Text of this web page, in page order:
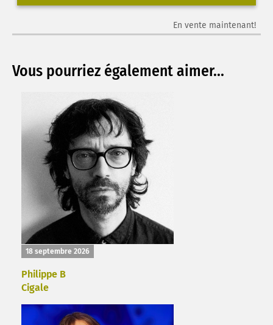
En vente maintenant!
Vous pourriez également aimer...
18 septembre 2026
Philippe B
Cigale